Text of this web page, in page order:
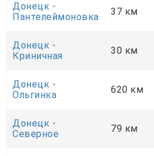
Донецк -
Пантелеймоновка
37 км
Донецк -
Криничная
30 км
Донецк -
Ольгинка
620 км
Донецк -
Cеверное
79 км